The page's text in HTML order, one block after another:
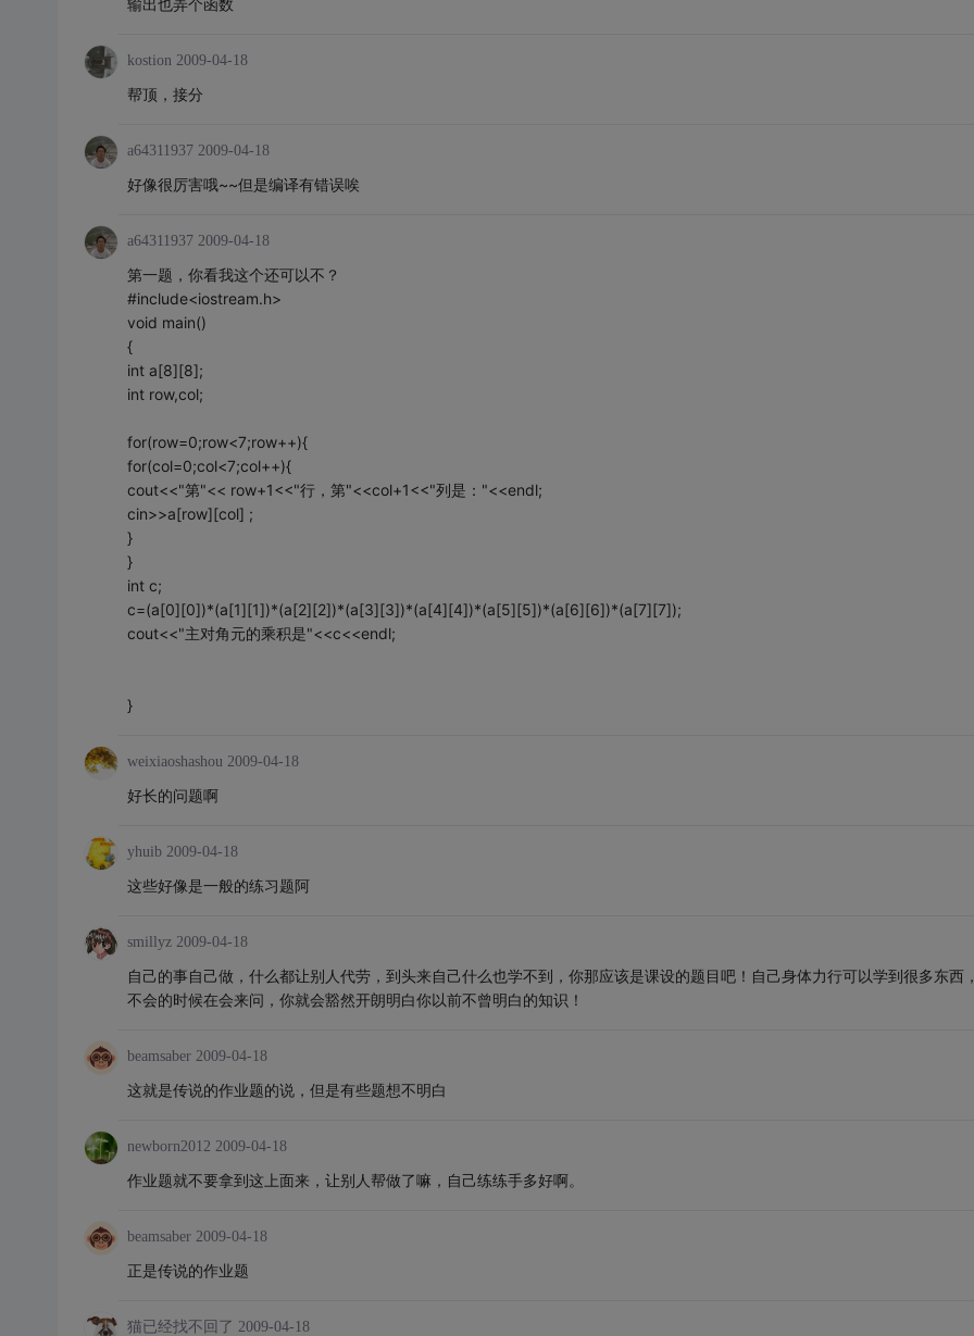
输出也弄个函数
kostion 2009-04-18
帮顶，接分
a64311937 2009-04-18
好像很厉害哦~~但是编译有错误唉
a64311937 2009-04-18
第一题，你看我这个还可以不？
#include<iostream.h>
void main()
{
int a[8][8];
int row,col;
for(row=0;row<7;row++){
for(col=0;col<7;col++){
cout<<"第"<< row+1<<"行，第"<<col+1<<"列是："<<endl;
cin>>a[row][col] ;
}
}
int c;
c=(a[0][0])*(a[1][1])*(a[2][2])*(a[3][3])*(a[4][4])*(a[5][5])*(a[6][6])*(a[7][7]);
cout<<"主对角元的乘积是"<<c<<endl;
}
weixiaoshashou 2009-04-18
好长的问题啊
yhuib 2009-04-18
这些好像是一般的练习题阿
smillyz 2009-04-18
自己的事自己做，什么都让别人代劳，到头来自己什么也学不到，你那应该是课设的题目吧！自己身体力行可以学到很多东西
不会的时候在会来问，你就会豁然开朗明白你以前不曾明白的知识！
beamsaber 2009-04-18
这就是传说的作业题的说，但是有些题想不明白
newborn2012 2009-04-18
作业题就不要拿到这上面来，让别人帮做了嘛，自己练练手多好啊。
beamsaber 2009-04-18
正是传说的作业题
猫已经找不回了 2009-04-18